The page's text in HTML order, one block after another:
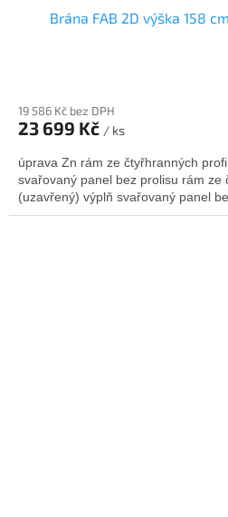
Brána FAB 2D výška 158
19 586 Kč bez DPH
23 699 Kč / ks
úprava Zn rám ze čtyřhranných
svařovaný panel bez prolisu rám ze
(uzavřený) výplň svařovaný panel